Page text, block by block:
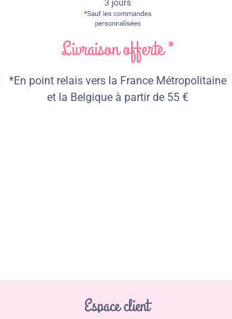
Livraison offerte *
*En point relais vers la France Métropolitaine
et la Belgique à partir de 55 €
Espace client